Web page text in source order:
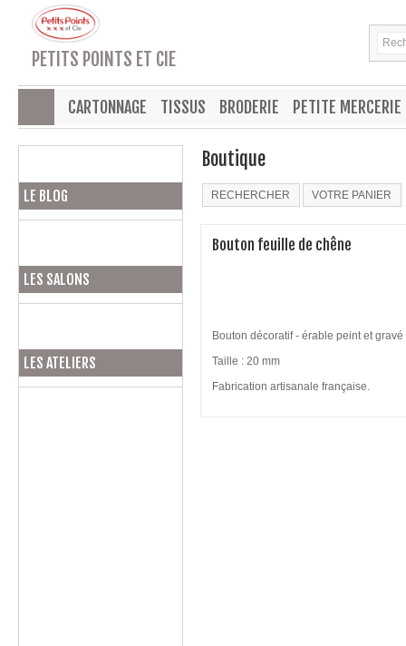
PETITS POINTS ET CIE
CARTONNAGE TISSUS BRODERIE PETITE MERCERIE
LE BLOG
LES SALONS
LES ATELIERS
Boutique
RECHERCHER VOTRE PANIER
Bouton feuille de chêne
Bouton décoratif - érable peint et gravé
Taille : 20 mm
Fabrication artisanale française.